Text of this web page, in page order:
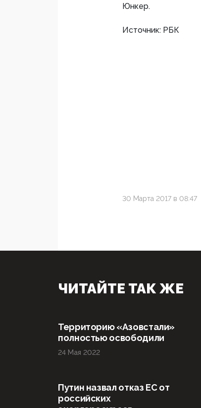
Юнкер.
Источник: РБК
30 Марта 2017 в 08:47
ЧИТАЙТЕ ТАК ЖЕ
Территорию «Азовстали»
полностью освободили
24 Мая 2022
Путин назвал отказ ЕС от
российских